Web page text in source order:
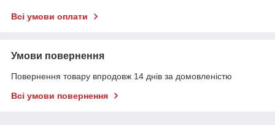
Всі умови оплати
Умови повернення
Повернення товару впродовж 14 днів за домовленістю
Всі умови повернення